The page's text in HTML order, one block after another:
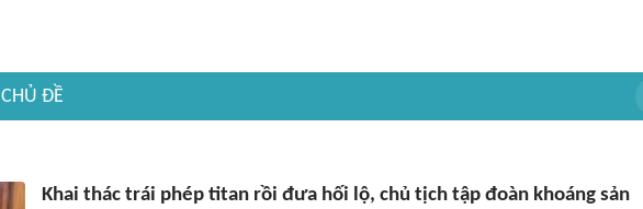
CHỦ ĐỀ
Khai thác trái phép titan rồi đưa hối lộ, chủ tịch tập đoàn khoáng sản